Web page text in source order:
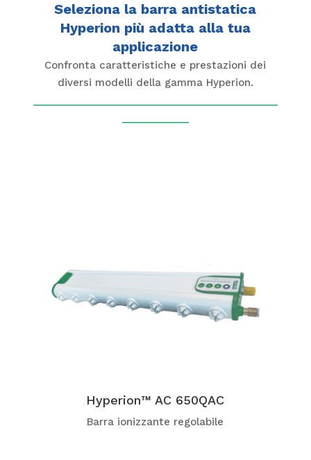
Seleziona la barra antistatica
Hyperion più adatta alla tua
applicazione
Confronta caratteristiche e prestazioni dei
diversi modelli della gamma Hyperion.
Hyperion™ AC 650QAC
Barra ionizzante regolabile